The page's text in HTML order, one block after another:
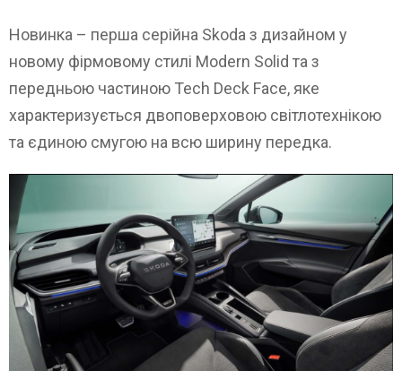
Новинка – перша серійна Skoda з дизайном у
новому фірмовому стилі Modern Solid та з
передньою частиною Tech Deck Face, яке
характеризується двоповерховою світлотехнікою
та єдиною смугою на всю ширину передка.